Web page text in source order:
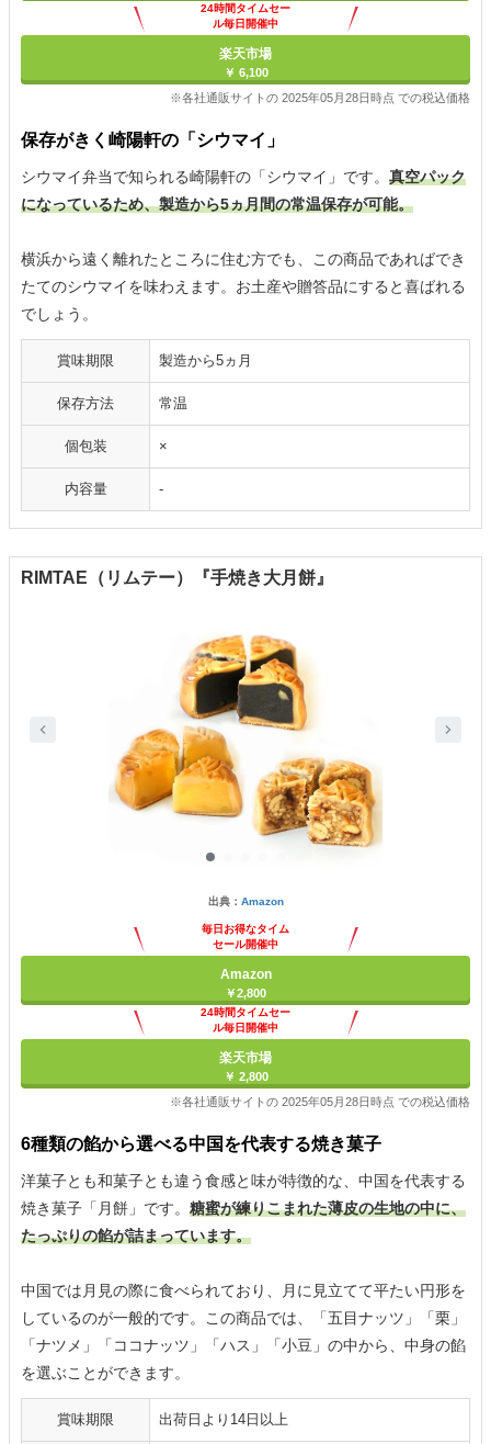
24時間タイムセー
ル毎日開催中
楽天市場
￥ 6,100
※各社通販サイトの 2025年05月28日時点 での税込価格
保存がきく崎陽軒の「シウマイ」
シウマイ弁当で知られる崎陽軒の「シウマイ」です。 真空パック
になっているため、製造から5ヵ月間の常温保存が可能。
横浜から遠く離れたところに住む方でも、この商品であればでき
たてのシウマイを味わえます。お土産や贈答品にすると喜ばれる
でしょう。
賞味期限 製造から5ヵ月
保存方法 常温
個包装 ×
内容量 -
RIMTAE（リムテー）『手焼き大月餅』
出典： Amazon
毎日お得なタイム
セール開催中
Amazon
￥2,800
24時間タイムセー
ル毎日開催中
楽天市場
￥ 2,800
※各社通販サイトの 2025年05月28日時点 での税込価格
6種類の餡から選べる中国を代表する焼き菓子
洋菓子とも和菓子とも違う食感と味が特徴的な、中国を代表する
焼き菓子「月餅」です。 糖蜜が練りこまれた薄皮の生地の中に、
たっぷりの餡が詰まっています。
中国では月見の際に食べられており、月に見立てて平たい円形を
しているのが一般的です。この商品では、「五目ナッツ」「栗」
「ナツメ」「ココナッツ」「ハス」「小豆」の中から、中身の餡
を選ぶことができます。
賞味期限 出荷日より14日以上